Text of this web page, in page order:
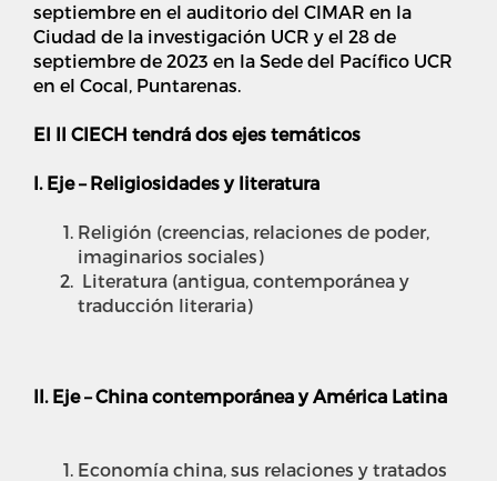
septiembre en el auditorio del CIMAR en la
Ciudad de la investigación UCR y el 28 de
septiembre de 2023 en la Sede del Pacífico UCR
en el Cocal, Puntarenas.
El II CIECH tendrá dos ejes temáticos
I. Eje – Religiosidades y literatura
Religión (creencias, relaciones de poder,
imaginarios sociales)
Literatura (antigua, contemporánea y
traducción literaria)
II. Eje – China contemporánea y América Latina
Economía china, sus relaciones y tratados